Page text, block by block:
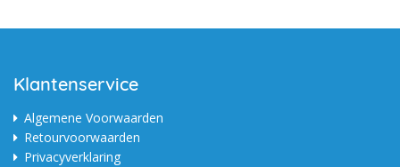
Klantenservice
Algemene Voorwaarden
Retourvoorwaarden
Privacyverklaring